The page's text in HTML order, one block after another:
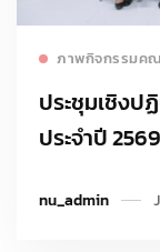
ภาพกิจกรรมค
ประชุมเชิงป
ประจำปี
nu_admin